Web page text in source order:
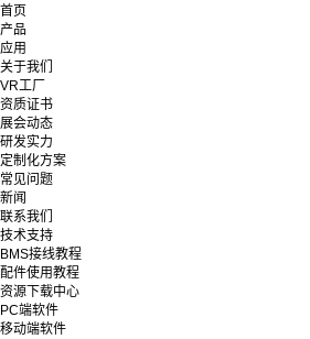
首页
产品
应用
关于我们
VR工厂
资质证书
展会动态
研发实力
定制化方案
常见问题
新闻
联系我们
技术支持
BMS接线教程
配件使用教程
资源下载中心
PC端软件
移动端软件